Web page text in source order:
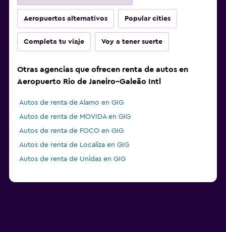
Aeropuertos alternativos Popular cities
Completa tu viaje Voy a tener suerte
Otras agencias que ofrecen renta de autos en
Aeropuerto Rio de Janeiro–Galeão Intl
Autos de renta de Alamo en GIG
Autos de renta de MOVIDA en GIG
Autos de renta de FOCO en GIG
Autos de renta de Localiza en GIG
Autos de renta de Unidas en GIG